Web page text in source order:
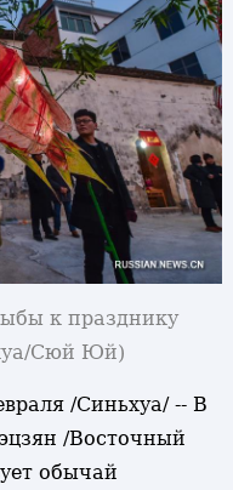
к празднику
Сюй Юй)
/Синьхуа/ -- В
/Восточный
обычай